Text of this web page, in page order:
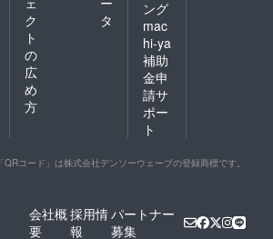
ク
ト
の
広
め
方
タ
ング
mac
hi-ya
補助
金申
請サ
ポー
ト
「QRコード」は株式会社デンソーウェーブの登録商標です。
会社概
要
採用情
報
パートナー
募集